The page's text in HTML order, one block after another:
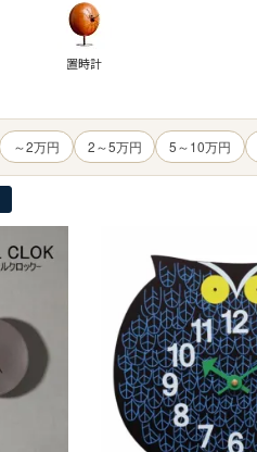
置時計
～2万円 2～5万円 5～10万円